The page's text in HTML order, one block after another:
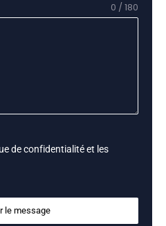
0 / 180
de confidentialitéet les
le message